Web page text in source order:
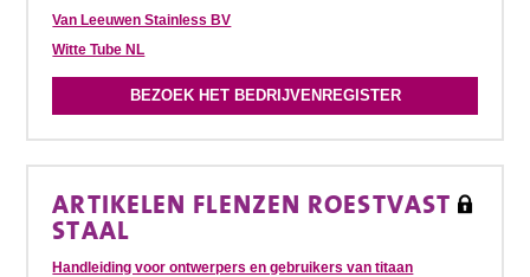
Van Leeuwen Stainless BV
Witte Tube NL
BEZOEK HET BEDRIJVENREGISTER
ARTIKELEN FLENZEN ROESTVAST
STAAL
Handleiding voor ontwerpers en gebruikers van titaan